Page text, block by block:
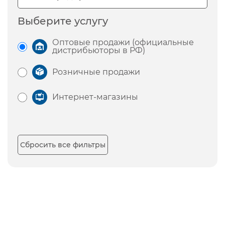
Выберите услугу
Оптовые продажи (официальные
дистрибьюторы в РФ)
Розничные продажи
Интернет-магазины
Сбросить все фильтры